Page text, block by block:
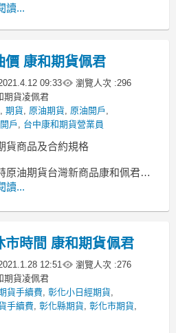
貨、小麥保證金多少、小麥期貨
量增，周一紐
讀...
價 康和期貨佩君
09:33 瀏覽人次 :296
期貨凌佩君
, 期貨, 原油期貨, 原油開戶 ,
戶 , 台中康和期貨營業員
貨商品及合約規格
原油期貨台灣新商品康和佩君介
貨、輕原油CL、小輕原油QM保
間??
讀...
市時間 康和期貨佩君
12:51 瀏覽人次 :276
期貨凌佩君
貨手續費, 彰化小日經期貨,
手續費, 彰化縣期貨, 彰化市期貨,